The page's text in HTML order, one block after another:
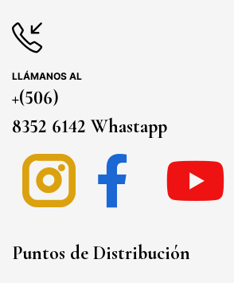
LLÁMANOS AL
+(506)
8352 6142 Whastapp
Puntos de Distribución